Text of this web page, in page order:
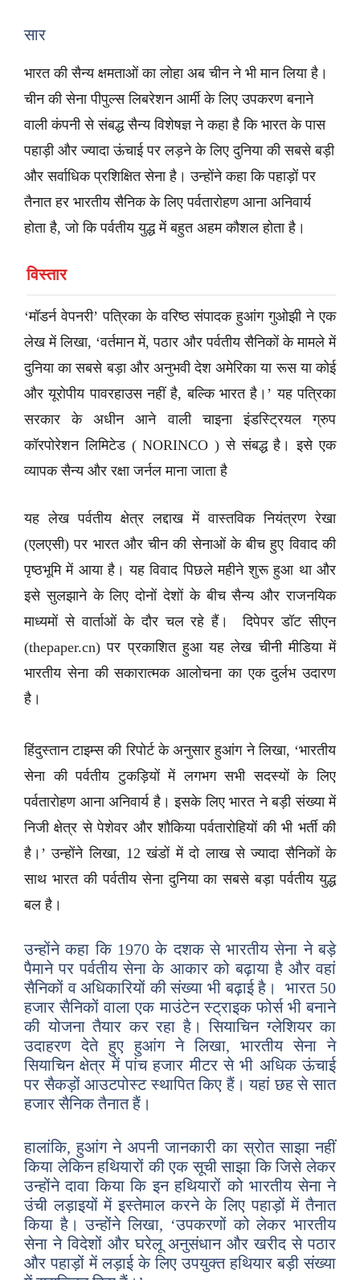
सार
भारत की सैन्य क्षमताओं का लोहा अब चीन ने भी मान लिया है।
चीन की सेना पीपुल्स लिबरेशन आर्मी के लिए उपकरण बनाने
वाली कंपनी से संबद्ध सैन्य विशेषज्ञ ने कहा है कि भारत के पास
पहाड़ी और ज्यादा ऊंचाई पर लड़ने के लिए दुनिया की सबसे बड़ी
और सर्वाधिक प्रशिक्षित सेना है। उन्होंने कहा कि पहाड़ों पर
तैनात हर भारतीय सैनिक के लिए पर्वतारोहण आना अनिवार्य
होता है, जो कि पर्वतीय युद्ध में बहुत अहम कौशल होता है।
विस्तार
‘मॉडर्न वेपनरी’ पत्रिका के वरिष्ठ संपादक हुआंग गुओझी ने एक
लेख में लिखा, ‘वर्तमान में, पठार और पर्वतीय सैनिकों के मामले में
दुनिया का सबसे बड़ा और अनुभवी देश अमेरिका या रूस या कोई
और यूरोपीय पावरहाउस नहीं है, बल्कि भारत है।’ यह पत्रिका
सरकार के अधीन आने वाली चाइना इंडस्ट्रियल ग्रुप
कॉरपोरेशन लिमिटेड ( NORINCO ) से संबद्ध है। इसे एक
व्यापक सैन्य और रक्षा जर्नल माना जाता है
यह लेख पर्वतीय क्षेत्र लद्दाख में वास्तविक नियंत्रण रेखा
(एलएसी) पर भारत और चीन की सेनाओं के बीच हुए विवाद की
पृष्ठभूमि में आया है। यह विवाद पिछले महीने शुरू हुआ था और
इसे सुलझाने के लिए दोनों देशों के बीच सैन्य और राजनयिक
माध्यमों से वार्ताओं के दौर चल रहे हैं। दिपेपर डॉट सीएन
(thepaper.cn) पर प्रकाशित हुआ यह लेख चीनी मीडिया में
भारतीय सेना की सकारात्मक आलोचना का एक दुर्लभ उदारण
है।
हिंदुस्तान टाइम्स की रिपोर्ट के अनुसार हुआंग ने लिखा, ‘भारतीय
सेना की पर्वतीय टुकड़ियों में लगभग सभी सदस्यों के लिए
पर्वतारोहण आना अनिवार्य है। इसके लिए भारत ने बड़ी संख्या में
निजी क्षेत्र से पेशेवर और शौकिया पर्वतारोहियों की भी भर्ती की
है।’ उन्होंने लिखा, 12 खंडों में दो लाख से ज्यादा सैनिकों के
साथ भारत की पर्वतीय सेना दुनिया का सबसे बड़ा पर्वतीय युद्ध
बल है।
उन्होंने कहा कि 1970 के दशक से भारतीय सेना ने बड़े
पैमाने पर पर्वतीय सेना के आकार को बढ़ाया है और वहां
सैनिकों व अधिकारियों की संख्या भी बढ़ाई है। भारत 50
हजार सैनिकों वाला एक माउंटेन स्ट्राइक फोर्स भी बनाने
की योजना तैयार कर रहा है। सियाचिन ग्लेशियर का
उदाहरण देते हुए हुआंग ने लिखा, भारतीय सेना ने
सियाचिन क्षेत्र में पांच हजार मीटर से भी अधिक ऊंचाई
पर सैकड़ों आउटपोस्ट स्थापित किए हैं। यहां छह से सात
हजार सैनिक तैनात हैं।
हालांकि, हुआंग ने अपनी जानकारी का स्रोत साझा नहीं
किया लेकिन हथियारों की एक सूची साझा कि जिसे लेकर
उन्होंने दावा किया कि इन हथियारों को भारतीय सेना ने
उंची लड़ाइयों में इस्तेमाल करने के लिए पहाड़ों में तैनात
किया है। उन्होंने लिखा, ‘उपकरणों को लेकर भारतीय
सेना ने विदेशों और घरेलू अनुसंधान और खरीद से पठार
और पहाड़ों में लड़ाई के लिए उपयुक्त हथियार बड़ी संख्या